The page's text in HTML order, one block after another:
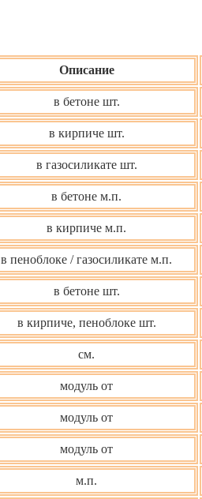
Описание
в бетоне шт.
в кирпиче шт.
в газосиликате шт.
в бетоне м.п.
в кирпиче м.п.
в пеноблоке / газосиликате м.п.
в бетоне шт.
в кирпиче, пеноблоке шт.
см.
модуль от
модуль от
модуль от
м.п.